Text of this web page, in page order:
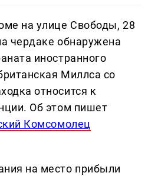
на улице Свободы, 28
чердаке обнаружена
иностранного
Миллса со
относится к
Об этом пишет
Комсомолец
на место прибыли